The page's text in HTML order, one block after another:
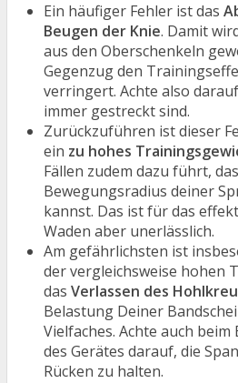
Ein häufiger Fehler ist das
Beugen der Knie. Damit
aus den Oberschenkeln
Gegenzug den
verringert. Achte also
immer gestreckt sind.
Zurückzuführen ist dieser
ein zu hohes
Fällen zudem dazu führt,
Bewegungsradius deiner
kannst. Das ist für das
Waden aber unerlässlich.
Am gefährlichsten ist
der vergleichsweise hohen
das Verlassen des
Belastung Deiner
Vielfaches. Achte auch
des Gerätes darauf, die
Rücken zu halten.